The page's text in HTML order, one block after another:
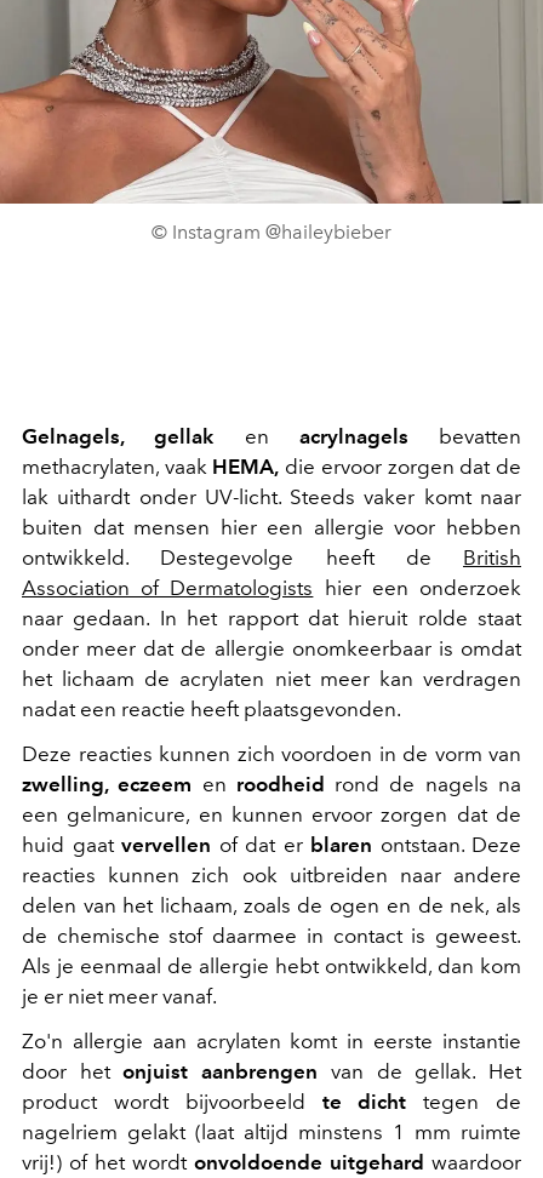
© Instagram @haileybieber
Gelnagels, gellak en acrylnagels bevatten
methacrylaten, vaak HEMA, die ervoor zorgen dat de
lak uithardt onder UV-licht. Steeds vaker komt naar
buiten dat mensen hier een allergie voor hebben
ontwikkeld. Destegevolge heeft de
British
Association of Dermatologists hier een onderzoek
naar gedaan. In het rapport dat hieruit rolde staat
onder meer dat de allergie onomkeerbaar is omdat
het lichaam de acrylaten niet meer kan verdragen
nadat een reactie heeft plaatsgevonden.
Deze reacties kunnen zich voordoen in de vorm van
zwelling, eczeem en roodheid rond de nagels na
een gelmanicure, en kunnen ervoor zorgen dat de
huid gaat vervellen of dat er blaren ontstaan. Deze
reacties kunnen zich ook uitbreiden naar andere
delen van het lichaam, zoals de ogen en de nek, als
de chemische stof daarmee in contact is geweest.
Als je eenmaal de allergie hebt ontwikkeld, dan kom
je er niet meer vanaf.
Zo'n allergie aan acrylaten komt in eerste instantie
door hetonjuist aanbrengen van de gellak. Het
product wordt bijvoorbeeld te dicht tegen de
nagelriem gelakt (laat altijd minstens 1 mm ruimte
vrij!) of het wordt onvoldoende uitgehard waardoor